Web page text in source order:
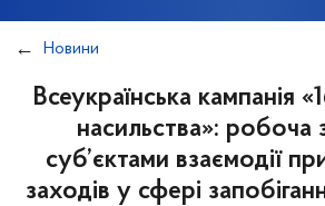
Новини
Всеукраїнська кампанія
насильства»: робоча
суб’єктами взаємодії
заходів у сфері